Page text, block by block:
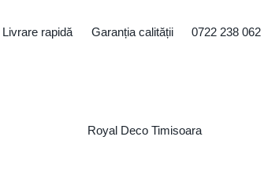
Livrare rapidă Garanția calității 0722 238 062